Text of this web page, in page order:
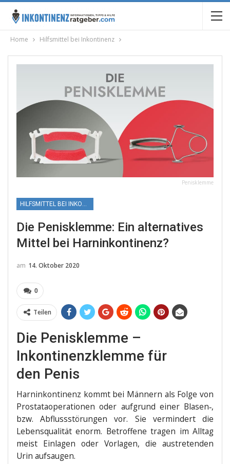
Home Hilfsmittel bei Inkontinenz
Penisklemme
HILFSMITTEL BEI INKONTINENZ
Die Penisklemme: Ein alternatives
Mittel bei Harninkontinenz?
am 14. Oktober 2020
0
Teilen
Die Penisklemme –
Inkontinenzklemme für
den Penis
Harn­in­kon­ti­nenz kommt bei Män­nern als Fol­ge von
Pro­sta­ta­ope­ra­tio­nen oder auf­grund einer Blasen‑,
bzw. Abfluss­stö­run­gen vor. Sie ver­min­dert die
Lebens­qua­li­tät enorm. Betrof­fe­ne tra­gen im All­tag
meist Ein­la­gen oder Vor­la­gen, die aus­tre­ten­den
Urin aufsaugen.